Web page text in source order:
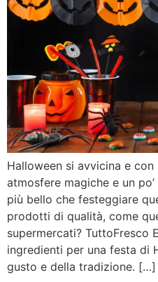
Halloween si avvicina e
atmosfere magiche e un
più bello che festeggiare
prodotti di qualità, come
supermercati? TuttoFresco
ingredienti per una festa di
gusto e della tradizione. […]